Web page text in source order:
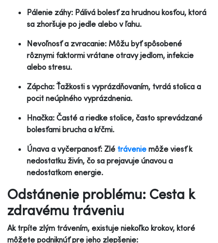
Pálenie záhy: Pálivá bolesť za hrudnou kosťou, ktorá
sa zhoršuje po jedle alebo v ľahu.
Nevoľnosť a zvracanie: Môžu byť spôsobené
rôznymi faktormi vrátane otravy jedlom, infekcie
alebo stresu.
Zápcha: Ťažkosti s vyprázdňovaním, tvrdá stolica a
pocit neúplného vyprázdnenia.
Hnačka: Časté a riedke stolice, často sprevádzané
bolesťami brucha a kŕčmi.
Únava a vyčerpanosť: Zlé trávenie môže viesť k
nedostatku živín, čo sa prejavuje únavou a
nedostatkom energie.
Odstánenie problému: Cesta k
zdravému tráveniu
Ak trpíte zlým trávením, existuje niekoľko krokov, ktoré
môžete podniknúť pre jeho zlepšenie: